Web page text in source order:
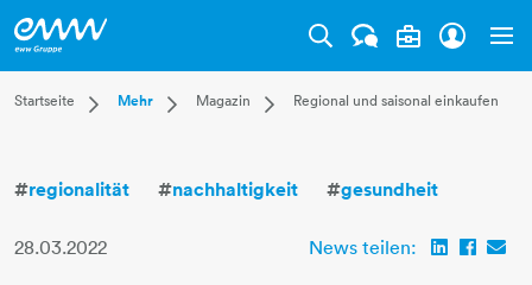
Startseite
Dropdown Startseite
Mehr
Mehr
Dropdown Mehr
Magazin
Magazin
Dropdown Magazin
Technik
Regional und saisonal einkaufen
#regionalität #nachhaltigkeit #gesundheit
28.03.2022 News teilen: